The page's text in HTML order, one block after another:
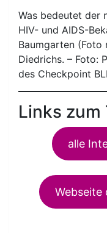
Was bedeutet der
HIV- und AIDS-
Baumgarten (Foto
Diedrichs. – Foto:
des Checkpoint
Links zum
alle
Webseite